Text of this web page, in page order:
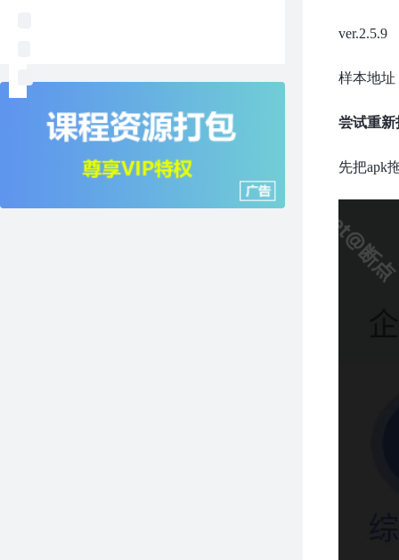
ver.2.5.9
样本地址
尝试重新
先把apk